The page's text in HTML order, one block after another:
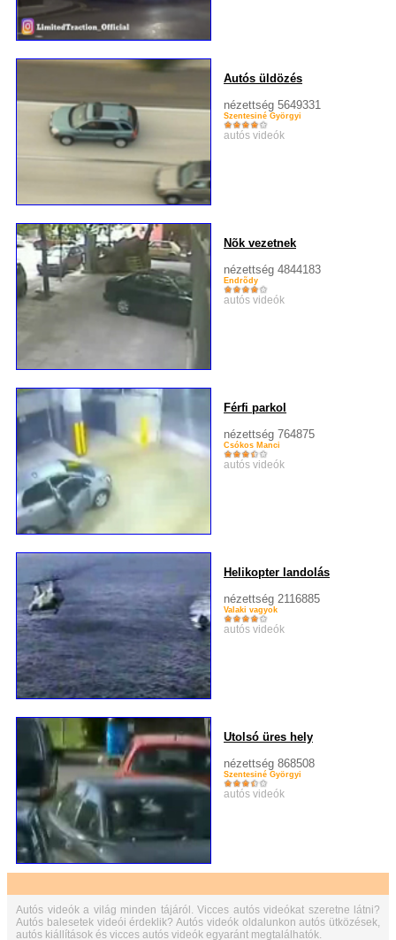
Autós üldözés
nézettség 5649331
Szentesiné Györgyi
autós videók
Nõk vezetnek
nézettség 4844183
Endrõdy
autós videók
Férfi parkol
nézettség 764875
Csókos Manci
autós videók
Helikopter landolás
nézettség 2116885
Valaki vagyok
autós videók
Utolsó üres hely
nézettség 868508
Szentesiné Györgyi
autós videók
Autós videók a világ minden tájáról. Vicces autós videókat szeretne látni?
Autós balesetek videói érdeklik? Autós videók oldalunkon autós ütközések,
autós kiállítások és vicces autós videók egyaránt megtalálhatók.